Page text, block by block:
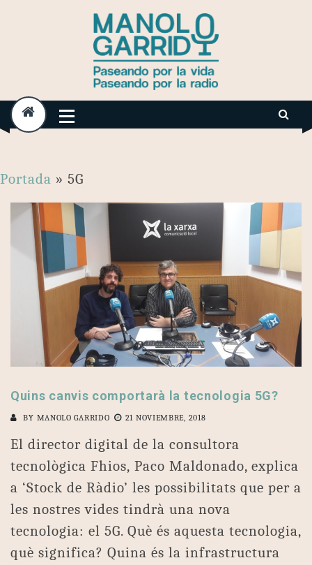
Portada » 5G
Quins canvis comportarà la tecnologia 5G?
BY MANOLO GARRIDO 21 NOVIEMBRE, 2018
El director digital de la consultora
tecnològica Fhios, Paco Maldonado, explica
a ‘Stock de Ràdio’ les possibilitats que per a
les nostres vides tindrà una nova
tecnologia: el 5G. Què és aquesta tecnologia,
què significa? Quina és la infrastructura